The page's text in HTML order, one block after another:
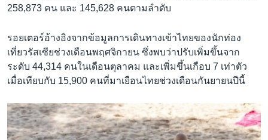
258,873 คน และ 145,628 คนตามลำดับ
รอยเตอร์อ้างอิงจากข้อมูลการเดินทางเข้าไทยของนักท่อง
เที่ยวรัสเซียช่วงเดือนพฤศจิกายน ซึ่งพบว่าปรับเพิ่มขึ้นจาก
ระดับ 44,314 คนในเดือนตุลาคม และเพิ่มขึ้นเกือบ 7 เท่าตัว
เมื่อเทียบกับ 15,900 คนที่มาเยือนไทยช่วงเดือนกันยายนปีนี้